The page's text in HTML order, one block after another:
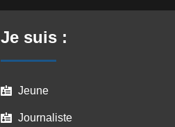
Je suis :
 Jeune
 Journaliste